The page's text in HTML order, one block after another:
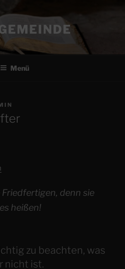
Menü
Friedfertigen, denn sie
heißen!
zu beachten, was
nicht ist.